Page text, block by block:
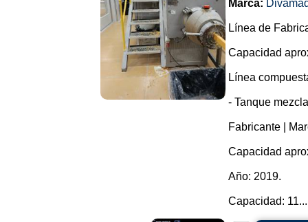
Marca:
Línea de
Capacidad
Línea
- Tanque
Fabricante |
Capacidad
Año: 2019.
Capacidad: 11...